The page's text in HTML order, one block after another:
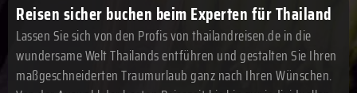
Reisen sicher buchen beim Experten für Thailand
Lassen Sie sich von den Profis von thailandreisen.de in die
wundersame Welt Thailands entführen und gestalten Sie Ihren
maßgeschneiderten Traumurlaub ganz nach Ihren Wünschen.